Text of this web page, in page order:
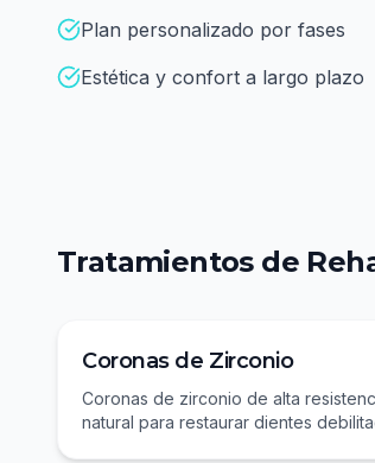
Plan personalizado por fases
Estética y confort a largo plazo
Tratamientos de
Coronas de Zirconio
Coronas de zirconio de alta
natural para restaurar dientes